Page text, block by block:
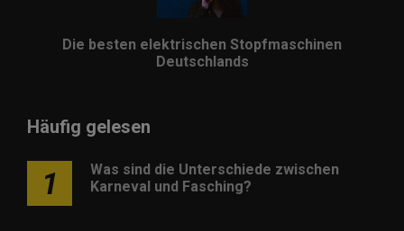
Die besten elektrischen Stopfmaschinen
Deutschlands
Häufig gelesen
1
Was sind die Unterschiede zwischen
Karneval und Fasching?